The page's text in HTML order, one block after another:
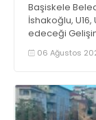
Başiskele
İshakoğlu, U16,
edeceği
Genç
hedeflerinin
06 Ağustos